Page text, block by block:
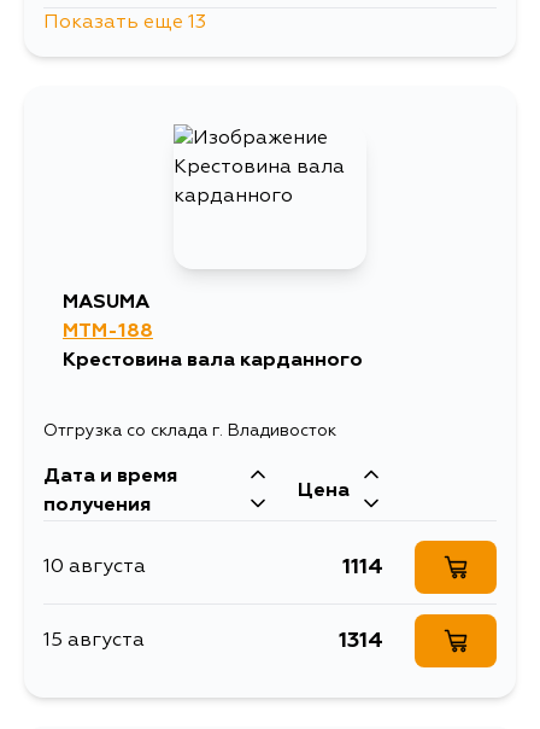
967
11 августа
13 августа 1894
15 августа 967
15 августа 1165
Показать еще 13
MASUMA
MTM-188
Крестовина вала карданного
Отгрузка со склада г. Владивосток
Дата и время
получения
Цена
10 августа 1114
15 августа 1314